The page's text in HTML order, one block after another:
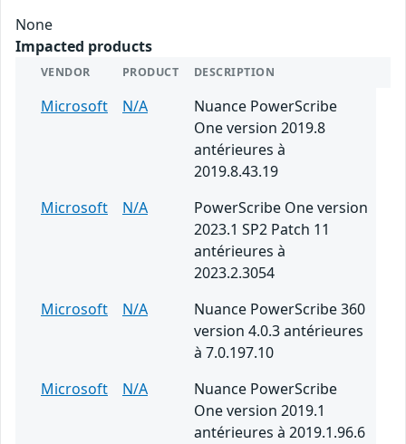
None
Impacted products
VENDOR PRODUCT DESCRIPTION
Microsoft N/A
Nuance PowerScribe
One version 2019.8
antérieures à
2019.8.43.19
Microsoft
N/A
PowerScribe One version
2023.1 SP2 Patch 11
antérieures à
2023.2.3054
Microsoft
N/A
Nuance PowerScribe 360
version 4.0.3 antérieures
à 7.0.197.10
Microsoft
N/A
Nuance PowerScribe
One version 2019.1
antérieures à 2019.1.96.6